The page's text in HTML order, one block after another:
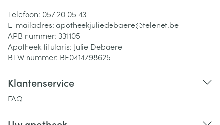
Telefoon: 057 20 05 43
E-mailadres: apotheekjuliedebaere@telenet.be
APB nummer: 331105
Apotheek titularis: Julie Debaere
BTW nummer: BE0414798625
Klantenservice
FAQ